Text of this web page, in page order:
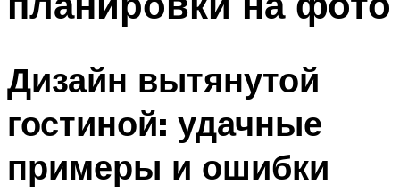
Дизайн вытянутой
гостиной: удачные
примеры и ошибки